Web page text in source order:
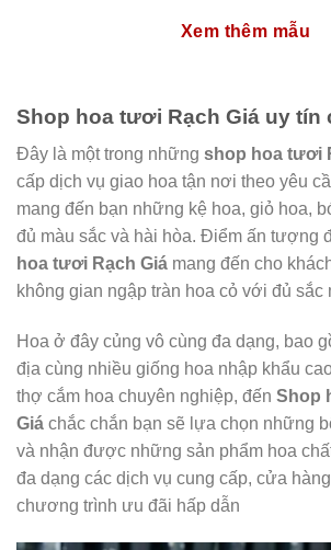
Xem thêm mẫu
Shop hoa tươi Rạch Giá uy tín
Đây là một trong những shop hoa tươi
cấp dịch vụ giao hoa tận nơi theo yêu
mang đến bạn những kệ hoa, giỏ hoa,
đủ màu sắc và hài hòa. Điểm ấn tượng
hoa tươi Rạch Giá mang đến cho
không gian ngập tràn hoa cỏ với đủ sắc
Hoa ở đây củng vô cùng đa dạng, bao
địa cùng nhiều giống hoa nhập khẩu
thợ cắm hoa chuyên nghiệp, đến Shop
Giá chắc chắn bạn sẽ lựa chọn những
và nhận được những sản phẩm hoa
đa dạng các dịch vụ cung cấp, cửa
chương trình ưu đãi hấp dẫn